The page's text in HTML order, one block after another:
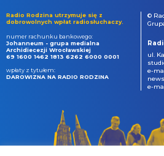
Radio Rodzina utrzymuje się z
dobrowolnych wpłat radiosłuchaczy.
numer rachunku bankowego:
Johanneum - grupa medialna
Archidiecezji Wrocławskiej
69 1600 1462 1813 6262 6000 0001
wpłaty z tytułem:
DAROWIZNA NA RADIO RODZINA
©
ul.
e-
e-